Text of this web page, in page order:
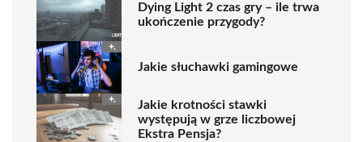
Dying Light 2 czas gry – ile trwa
ukończenie przygody?
Jakie słuchawki gamingowe
Jakie krotności stawki
występują w grze liczbowej
Ekstra Pensja?